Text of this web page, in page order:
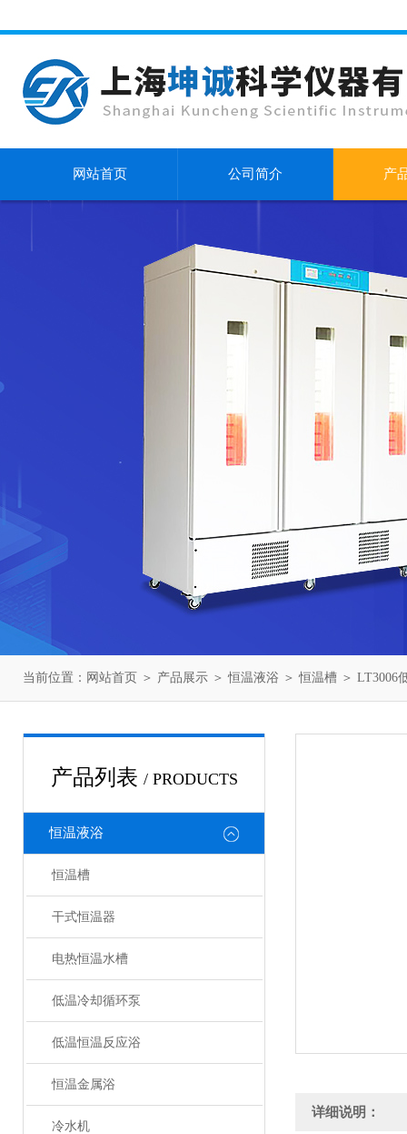
网站首页 公司简介 产
当前位置： 网站首页 ＞ 产品展示 ＞恒温液浴 ＞恒温槽 ＞ LT3006
产品列表 / PRODUCTS
恒温液浴
恒温槽
干式恒温器
电热恒温水槽
低温冷却循环泵
低温恒温反应浴
恒温金属浴
冷水机
详细说明：